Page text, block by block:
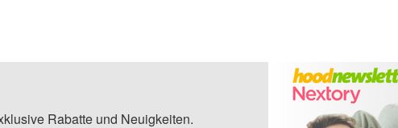
Rabatte und Neuigkeiten.